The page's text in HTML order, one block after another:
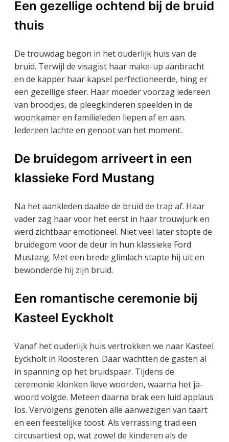
Een gezellige ochtend bij de bruid
thuis
De trouwdag begon in het ouderlijk huis van de
bruid. Terwijl de visagist haar make-up aanbracht
en de kapper haar kapsel perfectioneerde, hing er
een gezellige sfeer. Haar moeder voorzag iedereen
van broodjes, de pleegkinderen speelden in de
woonkamer en familieleden liepen af en aan.
Iedereen lachte en genoot van het moment.
De bruidegom arriveert in een
klassieke Ford Mustang
Na het aankleden daalde de bruid de trap af. Haar
vader zag haar voor het eerst in haar trouwjurk en
werd zichtbaar emotioneel. Niet veel later stopte de
bruidegom voor de deur in hun klassieke Ford
Mustang. Met een brede glimlach stapte hij uit en
bewonderde hij zijn bruid.
Een romantische ceremonie bij
Kasteel Eyckholt
Vanaf het ouderlijk huis vertrokken we naar Kasteel
Eyckholt in Roosteren. Daar wachtten de gasten al
in spanning op het bruidspaar. Tijdens de
ceremonie klonken lieve woorden, waarna het ja-
woord volgde. Meteen daarna brak een luid applaus
los. Vervolgens genoten alle aanwezigen van taart
en een feestelijke toost. Als verrassing trad een
circusartiest op, wat zowel de kinderen als de